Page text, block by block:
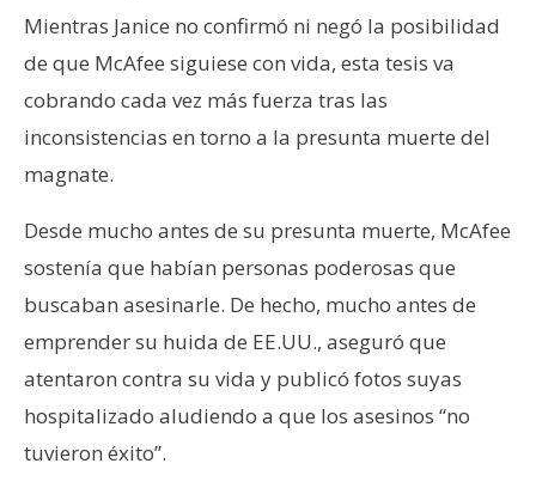
Mientras Janice no confirmó ni negó la posibilidad
de que McAfee siguiese con vida, esta tesis va
cobrando cada vez más fuerza tras las
inconsistencias en torno a la presunta muerte del
magnate.
Desde mucho antes de su presunta muerte, McAfee
sostenía que habían personas poderosas que
buscaban asesinarle. De hecho, mucho antes de
emprender su huida de EE.UU., aseguró que
atentaron contra su vida y publicó fotos suyas
hospitalizado aludiendo a que los asesinos “no
tuvieron éxito”.